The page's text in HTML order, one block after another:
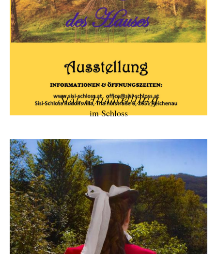
Sisi Ausstellung
im Schloss